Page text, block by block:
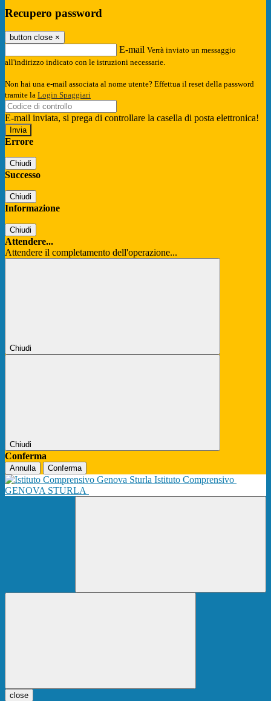
Recupero password
button close ×
E-mail Verrà inviato un messaggio
all'indirizzo indicato con le istruzioni necessarie.
Non hai una e-mail associata al nome utente? Effettua il reset della password
tramite la Login Spaggiari
E-mail inviata, si prega di controllare la casella di posta elettronica!
Errore
Chiudi
Successo
Chiudi
Informazione
Chiudi
Attendere...
Attendere il completamento dell'operazione...
Chiudi
Chiudi
Conferma
Annulla Conferma
Istituto Comprensivo
GENOVA STURLA
close